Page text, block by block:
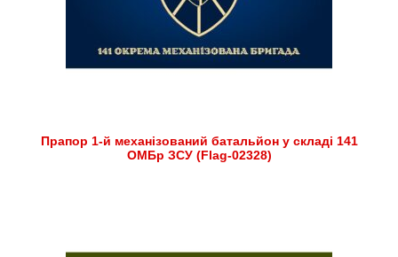
Прапор 1-й механізований батальйон у складі 141
ОМБр ЗСУ (Flag-02328)